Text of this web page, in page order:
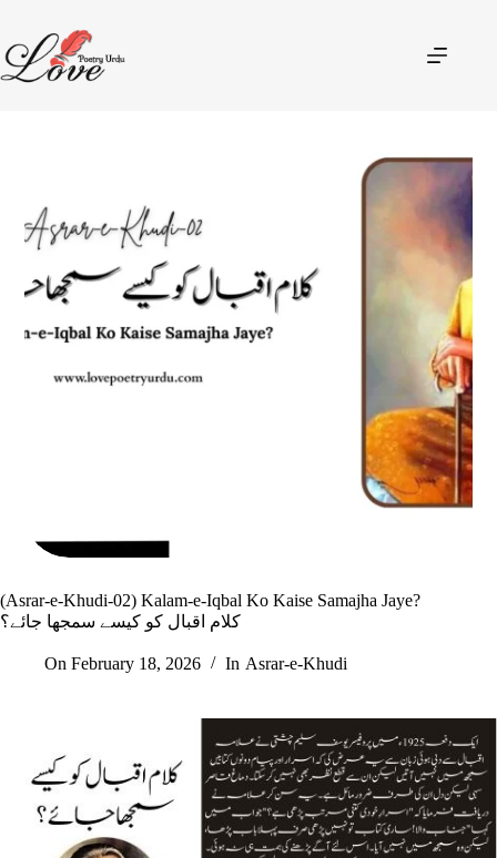
(Asrar-e-Khudi-02) Kalam-e-Iqbal Ko Kaise Samajha Jaye?
کلام اقبال کو کیسے سمجھا جائے؟
On February 18, 2026 In Asrar-e-Khudi